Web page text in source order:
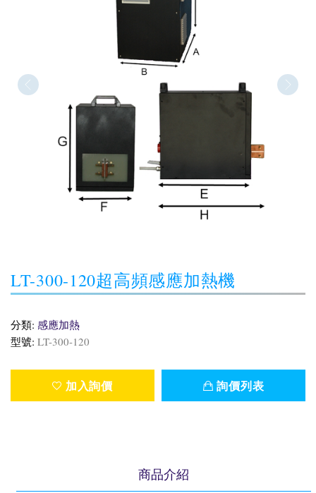
LT-300-120超高頻感應加熱機
分類: 感應加熱
型號: LT-300-120
加入詢價 詢價列表
商品介紹